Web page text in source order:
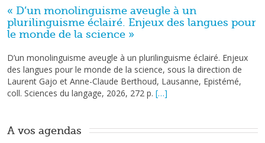
« D’un monolinguisme aveugle à un
plurilinguisme éclairé. Enjeux des langues pour
le monde de la science »
D’un monolinguisme aveugle à un plurilinguisme éclairé. Enjeux
des langues pour le monde de la science, sous la direction de
Laurent Gajo et Anne-Claude Berthoud, Lausanne, Epistémé,
coll. Sciences du langage, 2026, 272 p. […]
A vos agendas